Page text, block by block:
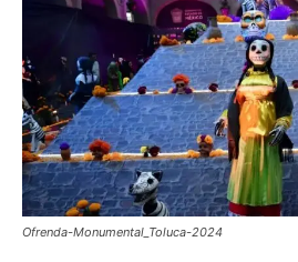
Ofrenda-Monumental_Toluca-2024